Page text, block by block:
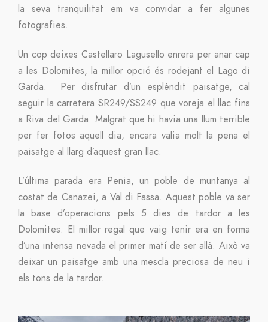
la seva tranquilitat em va convidar a fer algunes
fotografies.
Un cop deixes Castellaro Lagusello enrera per anar cap
a les Dolomites, la millor opció és rodejant el Lago di
Garda. Per disfrutar d’un esplèndit paisatge, cal
seguir la carretera SR249/SS249 que voreja el llac fins
a Riva del Garda. Malgrat que hi havia una llum terrible
per fer fotos aquell dia, encara valia molt la pena el
paisatge al llarg d’aquest gran llac.
L’última parada era Penia, un poble de muntanya al
costat de Canazei, a Val di Fassa. Aquest poble va ser
la base d’operacions pels 5 dies de tardor a les
Dolomites. El millor regal que vaig tenir era en forma
d’una intensa nevada el primer matí de ser allà. Això va
deixar un paisatge amb una mescla preciosa de neu i
els tons de la tardor.